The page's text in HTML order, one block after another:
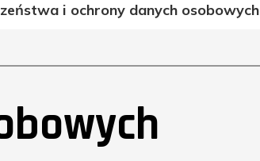
i ochrony danych osobowych